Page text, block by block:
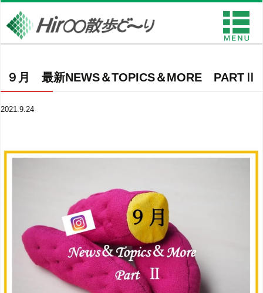
９月 最新NEWS＆TOPICS＆MORE PARTⅡ
2021.9.24